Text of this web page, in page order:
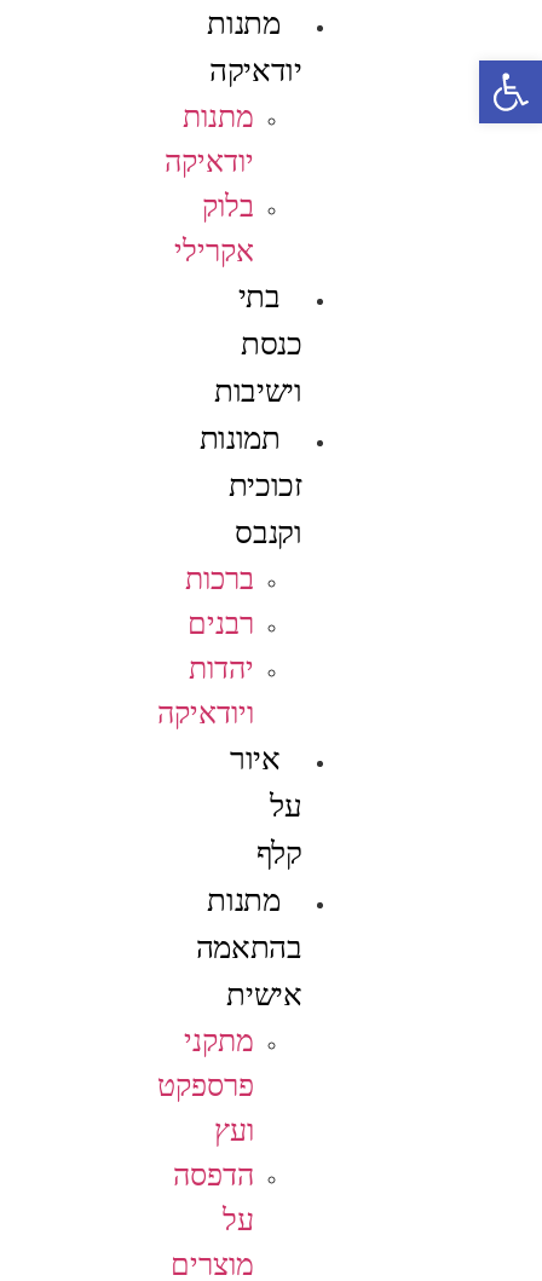
מתנות
יודאיקה
מתנות
יודאיקה
בלוק
אקרילי
בתי
כנסת
וישיבות
תמונות
זכוכית
וקנבס
ברכות
רבנים
יהדות
ויודאיקה
איור
על
קלף
מתנות
בהתאמה
אישית
מתקני
פרספקט
ועץ
הדפסה
על
מוצרים
פתח סרגל נגישות